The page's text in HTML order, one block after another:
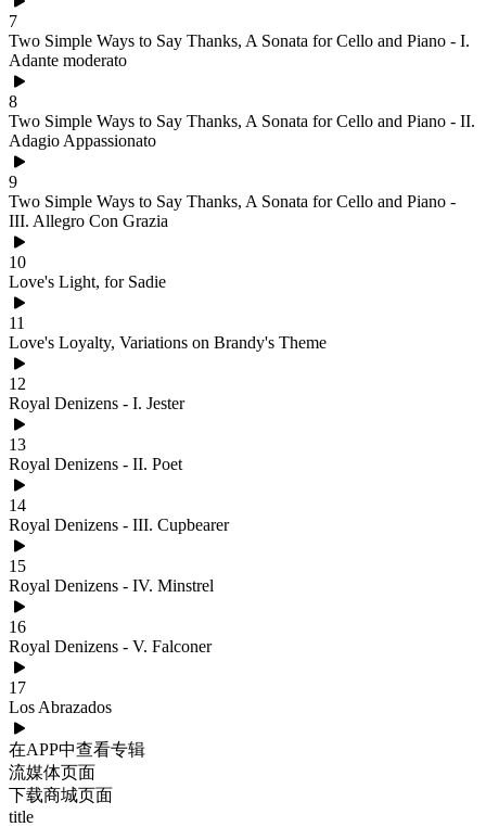
7
Two Simple Ways to Say Thanks, A Sonata for Cello and Piano - I.
Adante moderato
8
Two Simple Ways to Say Thanks, A Sonata for Cello and Piano - II.
Adagio Appassionato
9
Two Simple Ways to Say Thanks, A Sonata for Cello and Piano -
III. Allegro Con Grazia
10
Love's Light, for Sadie
11
Love's Loyalty, Variations on Brandy's Theme
12
Royal Denizens - I. Jester
13
Royal Denizens - II. Poet
14
Royal Denizens - III. Cupbearer
15
Royal Denizens - IV. Minstrel
16
Royal Denizens - V. Falconer
17
Los Abrazados
在APP中查看专辑
流媒体页面
下载商城页面
title